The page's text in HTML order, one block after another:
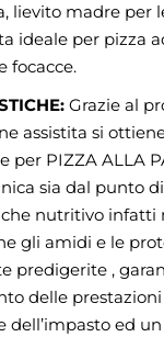
lievito madre per
ideale per pizza
focacce.
Grazie al
assistita si
per PIZZA ALLA
sia dal punto
nutritivo infatti
gli amidi e le
predigerite ,
delle
dell’impasto ed